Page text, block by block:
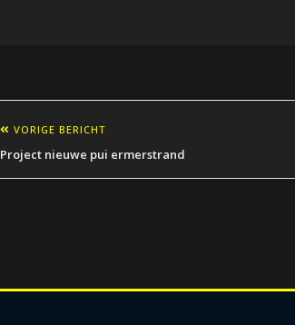
VORIGE BERICHT
Project nieuwe pui ermerstrand